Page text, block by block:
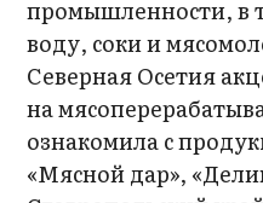
промышленности, в
воду, соки и
Северная Осетия
на
ознакомила с
«Мясной дар»,